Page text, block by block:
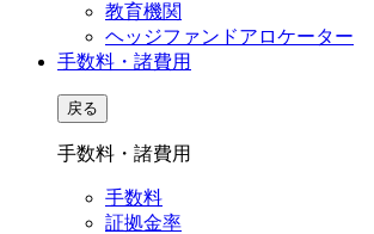
教育機関
ヘッジファンドアロケーター
手数料・諸費用
戻る
手数料・諸費用
手数料
証拠金率